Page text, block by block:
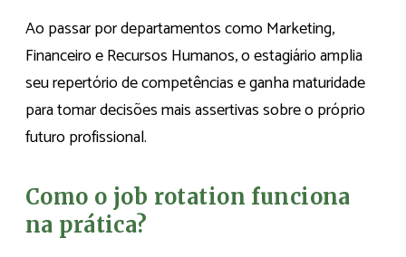
Ao passar por departamentos como Marketing,
Financeiro e Recursos Humanos, o estagiário amplia
seu repertório de competências e ganha maturidade
para tomar decisões mais assertivas sobre o próprio
futuro profissional.
Como o job rotation funciona
na prática?